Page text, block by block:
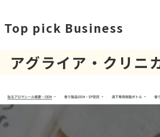
Top pick Business
アグライア・クリニ